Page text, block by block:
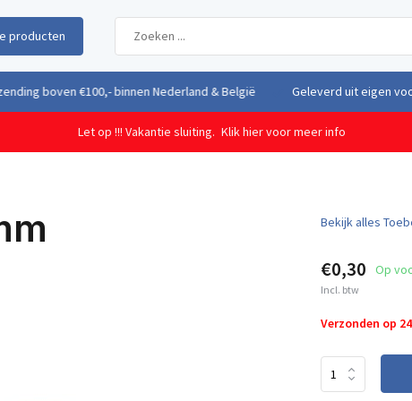
producten
uit eigen voorraad vanuit ons magazijn in Nederland Gratis
Let op !!! Vakantie sluiting. Klik hier voor meer info
Bekijk alles
€0,30 Op
Incl. btw
Verzonden op